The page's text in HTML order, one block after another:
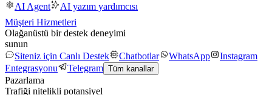
AI Agent
AI yazım yardımcısı
Müşteri Hizmetleri
Olağanüstü bir destek deneyimi
sunun
Siteniz için Canlı Destek
Chatbotlar WhatsApp
Instagram
Entegrasyonu
Telegram Tüm kanallar
Pazarlama
Trafiği nitelikli potansiyel